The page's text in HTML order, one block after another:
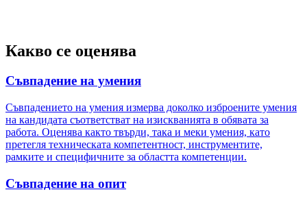
Какво се оценява
Съвпадение на умения
Съвпадението на умения измерва доколко изброените умения
на кандидата съответстват на изискванията в обявата за
работа. Оценява както твърди, така и меки умения, като
претегля техническата компетентност, инструментите,
рамките и специфичните за областта компетенции.
Съвпадение на опит